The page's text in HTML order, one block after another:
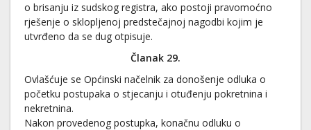
o brisanju iz sudskog registra, ako postoji pravomoćno
rješenje o sklopljenoj predstečajnoj nagodbi kojim je
utvrđeno da se dug otpisuje.
Članak 29.
Ovlašćuje se Općinski načelnik za donošenje odluka o
početku postupaka o stjecanju i otuđenju pokretnina i
nekretnina.
Nakon provedenog postupka, konačnu odluku o